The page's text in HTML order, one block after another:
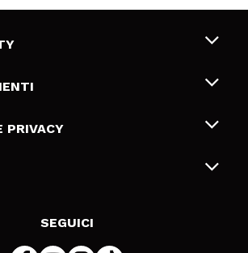
Resi
PRIVACY
SEGUICI